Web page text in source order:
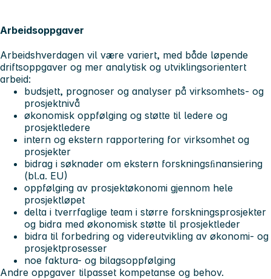
Arbeidsoppgaver
Arbeidshverdagen vil være variert, med både løpende
driftsoppgaver og mer analytisk og utviklingsorientert
arbeid:
budsjett, prognoser og analyser på virksomhets- og
prosjektnivå
økonomisk oppfølging og støtte til ledere og
prosjektledere
intern og ekstern rapportering for virksomhet og
prosjekter
bidrag i søknader om ekstern forskningsﬁnansiering
(bl.a. EU)
oppfølging av prosjektøkonomi gjennom hele
prosjektløpet
delta i tverrfaglige team i større forskningsprosjekter
og bidra med økonomisk støtte til prosjektleder
bidra til forbedring og videreutvikling av økonomi- og
prosjektprosesser
noe faktura- og bilagsoppfølging
Andre oppgaver tilpasset kompetanse og behov.